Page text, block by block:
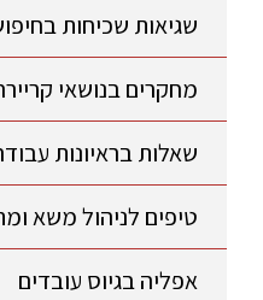
שגיאות שכיחות
מחקרים בנושאי
שאלות בראיונות
טיפים לניהול משא
אפליה בגיוס עובדים